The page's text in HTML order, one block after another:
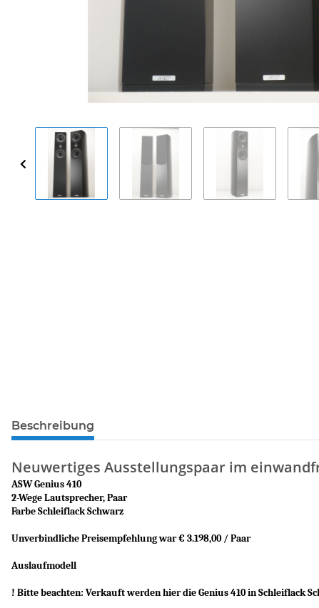
Beschreibung
Neuwertiges Ausstellungspaar im
ASW Genius 410
2-Wege Lautsprecher, Paar
Farbe Schleiflack Schwarz
Unverbindliche Preisempfehlung war € 3.198,00 / Paar
Auslaufmodell
! Bitte beachten: Verkauft werden hier die Genius 410 in Schleiflack